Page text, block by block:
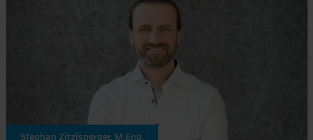
Stephan Zitzlsperger, M.Eng.